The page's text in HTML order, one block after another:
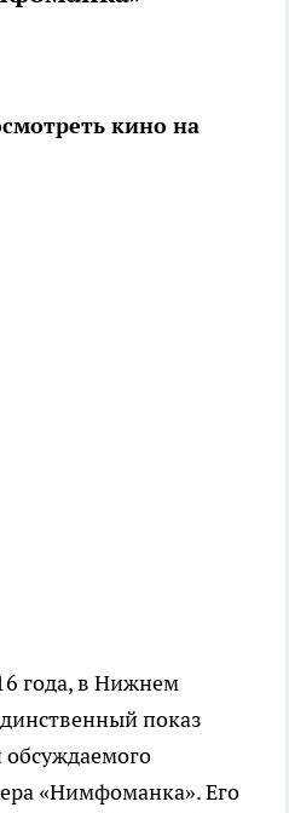
кино на
года, в Нижнем
показ
обсуждаемого
«Нимфоманка». Его